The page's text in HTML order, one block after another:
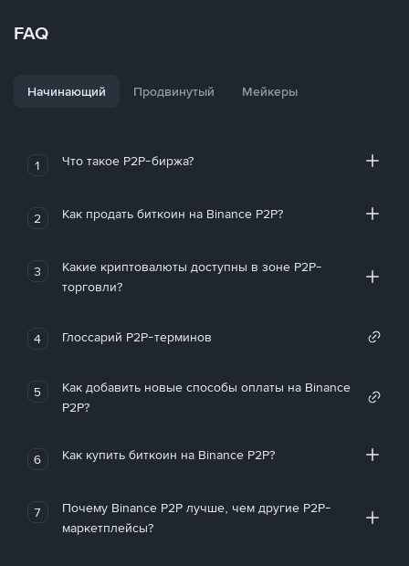
FAQ
Начинающий Продвинутый Мейкеры
1 Что такое P2P-биржа?
2 Как продать биткоин на Binance P2P?
3
Какие криптовалюты доступны в зоне P2P-
торговли?
4 Глоссарий P2P-терминов
5
Как добавить новые способы оплаты на Binance
P2P?
6 Как купить биткоин на Binance P2P?
7
Почему Binance P2P лучше, чем другие P2P-
маркетплейсы?